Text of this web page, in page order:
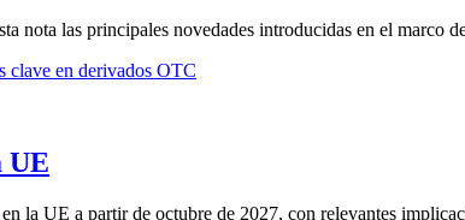
nota las principales novedades introducidas en el
en derivados OTC
UE
UE a partir de octubre de 2027, con relevantes